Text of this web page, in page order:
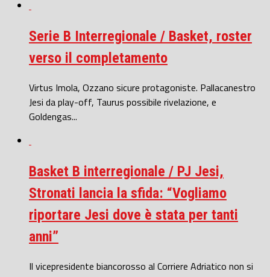
Serie B Interregionale / Basket, roster
verso il completamento
Virtus Imola, Ozzano sicure protagoniste. Pallacanestro
Jesi da play-off, Taurus possibile rivelazione, e
Goldengas...
Basket B interregionale / PJ Jesi,
Stronati lancia la sfida: “Vogliamo
riportare Jesi dove è stata per tanti
anni”
Il vicepresidente biancorosso al Corriere Adriatico non si